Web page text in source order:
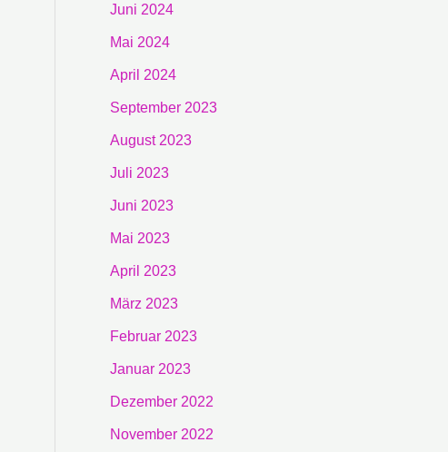
Juni 2024
Mai 2024
April 2024
September 2023
August 2023
Juli 2023
Juni 2023
Mai 2023
April 2023
März 2023
Februar 2023
Januar 2023
Dezember 2022
November 2022